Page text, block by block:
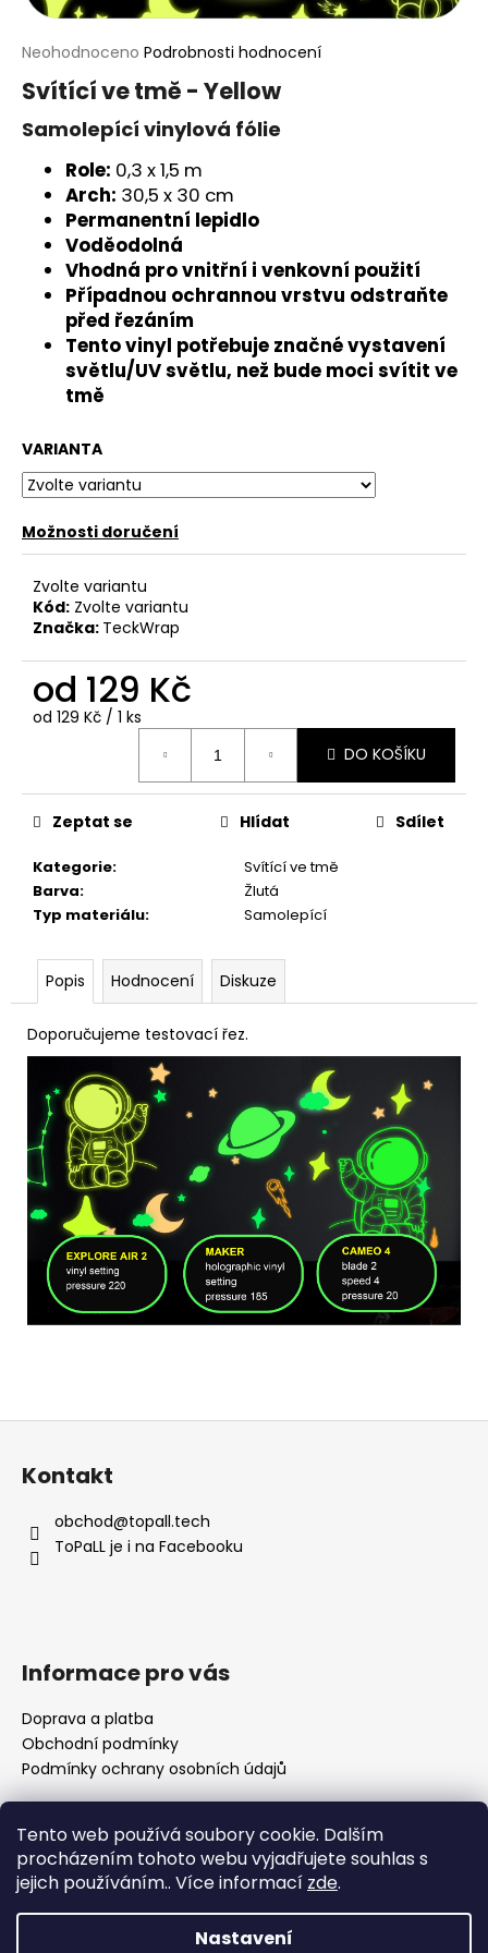
Tento web používá soubory cookie. Dalším
procházením tohoto webu vyjadřujete souhlas s
jejich používáním.. Více informací zde.
Nastavení
rozrostla o nového člena a já se pomalu vracím k
vyřizování objednávek. Prosím vás proto o trochu
Průměrné
produktu
0,0
hvězdiček.
Neohodnoceno Podrobnosti hodnocení
Svítící ve tmě - Yellow
Samolepící vinylová fólie
Role: 0,3 x 1,5 m
Arch: 30,5 x 30 cm
Permanentní lepidlo
Voděodolná
Vhodná pro vnitřní i venkovní použití
Případnou ochrannou vrstvu odstraňte
před řezáním
Tento vinyl potřebuje značné vystavení
světlu/UV světlu, než bude moci svítit ve
tmě
VARIANTA
Možnosti doručení
Zvolte variantu
Kód: Zvolte variantu
Značka: TeckWrap
od 129 Kč
Měrná
od 129 Kč / 1 ks
DO KOŠÍKU
Kategorie:
Svítící ve tmě
Barva:
Žlutá
Typ materiálu: Samolepící
Zeptat se Hlídat Sdílet
Popis Hodnocení Diskuze
Doporučujeme testovací řez.
j
í
?
r
u
č
j
e
m
e
Kontakt
obchod@topall.tech
ToPaLL je i na Facebooku
Informace pro vás
Doprava a platba
Obchodní podmínky
Podmínky ochrany osobních údajů
Přijímáme online platby